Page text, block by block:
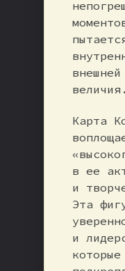
величия.
Карта
в ее
и
Эта
и